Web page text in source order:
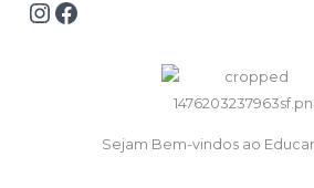
Sejam Bem-vindos ao